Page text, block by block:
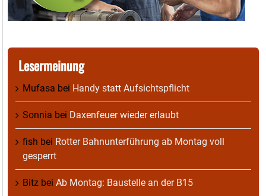
Lesermeinung
Mufasa bei Handy statt Aufsichtspflicht
Sonnia bei Daxenfeuer wieder erlaubt
fish bei Rotter Bahnunterführung ab Montag voll
gesperrt
Bitz bei Ab Montag: Baustelle an der B15